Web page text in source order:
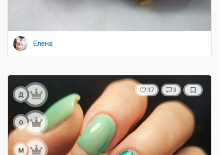
Елена
д
о
м
17 3